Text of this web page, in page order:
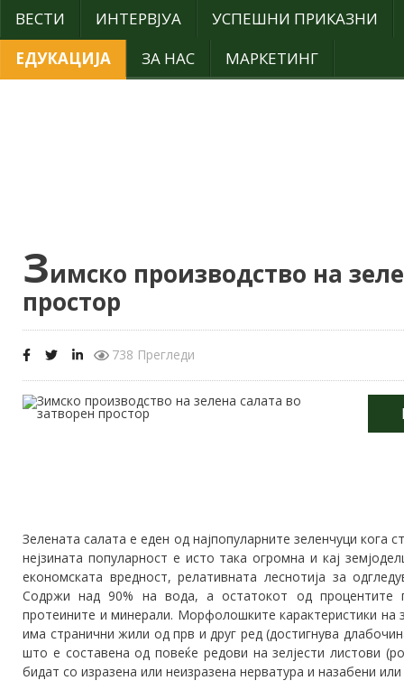
ВЕСТИ ИНТЕРВЈУА
УСПЕШНИ ПРИКАЗНИ
ЕДУКАЦИЈА
ЗА НАС МАРКЕТИНГ
Зимско производство на
простор
738 Прегледи
Зелената салата е еден од најпопуларните зеленчуци кога
нејзината популарност е исто така огромна и кај
економската вредност, релативната леснотија за
Содржи над 90% на вода, а остатокот од процентите
протеините и минерали. Морфолошките карактеристики на
има странични жили од прв и друг ред (достигнува
што е составена од повеќе редови на зелјести листови
бидат со изразена или неизразена нерватура и назабени